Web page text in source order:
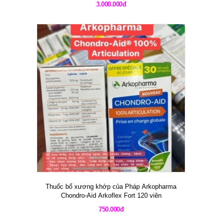
3.000.000đ
Thuốc bổ xương khớp của Pháp Arkopharma
Chondro-Aid Arkoflex Fort 120 viên
750.000đ